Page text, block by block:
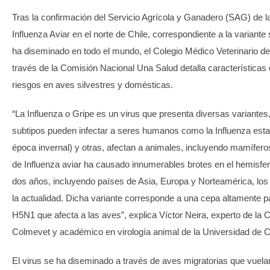
Tras la confirmación del Servicio Agrícola y Ganadero (SAG) de
Influenza Aviar en el norte de Chile, correspondiente a la
ha diseminado en todo el mundo, el Colegio Médico Veterinario
través de la Comisión Nacional Una Salud detalla características
riesgos en aves silvestres y domésticas.
“La Influenza o Gripe es un virus que presenta diversas
subtipos pueden infectar a seres humanos como la Influenza
época invernal) y otras, afectan a animales, incluyendo
de Influenza aviar ha causado innumerables brotes en el
dos años, incluyendo países de Asia, Europa y Norteamérica,
la actualidad. Dicha variante corresponde a una cepa altamente
H5N1 que afecta a las aves”, explica Víctor Neira, experto de la
Colmevet y académico en virología animal de la Universidad de
El virus se ha diseminado a través de aves migratorias que